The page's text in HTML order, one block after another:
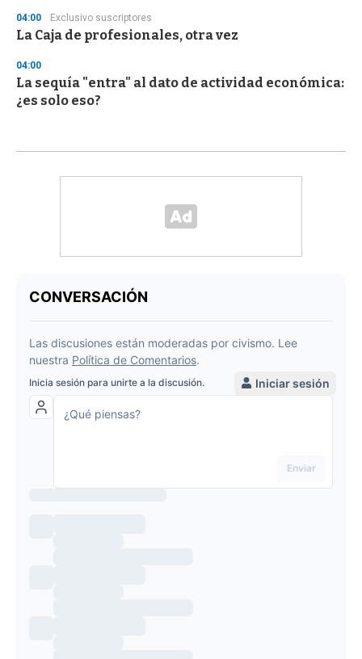
04:00 Exclusivo suscriptores
La Caja de profesionales, otra vez
04:00
La sequía "entra" al dato de actividad económica:
¿es solo eso?